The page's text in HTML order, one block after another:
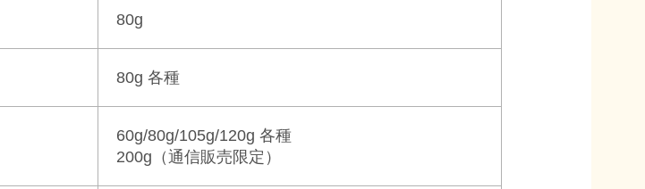
80g
80g 各種
60g/80g/105g/120g 各種
200g （通信販売限定）